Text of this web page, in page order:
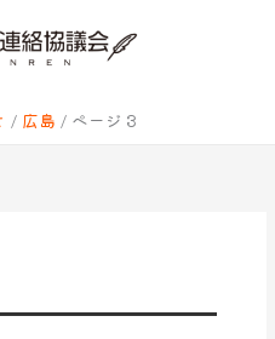
広島 ページ 3